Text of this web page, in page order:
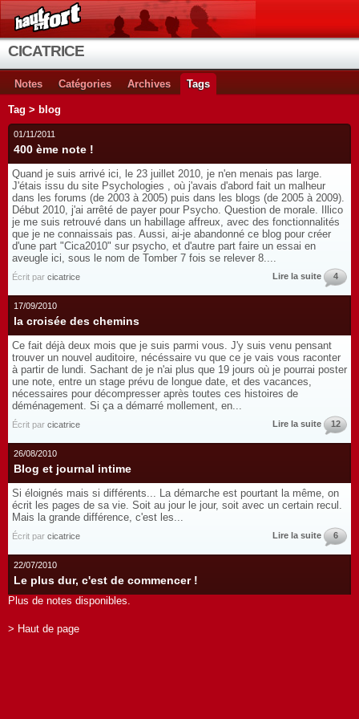
CICATRICE
Notes Catégories Archives Tags
Tag > blog
01/11/2011
400 ème note !
Quand je suis arrivé ici, le 23 juillet 2010, je n'en menais pas large.
J'étais issu du site Psychologies , où j'avais d'abord fait un malheur
dans les forums (de 2003 à 2005) puis dans les blogs (de 2005 à 2009).
Début 2010, j'ai arrêté de payer pour Psycho. Question de morale. Illico
je me suis retrouvé dans un habillage affreux, avec des fonctionnalités
que je ne connaissais pas. Aussi, ai-je abandonné ce blog pour créer
d'une part "Cica2010" sur psycho, et d'autre part faire un essai en
aveugle ici, sous le nom de Tomber 7 fois se relever 8....
Écrit par cicatrice Lire la suite 4
17/09/2010
la croisée des chemins
Ce fait déjà deux mois que je suis parmi vous. J'y suis venu pensant
trouver un nouvel auditoire, nécéssaire vu que ce je vais vous raconter
à partir de lundi. Sachant de je n'ai plus que 19 jours où je pourrai poster
une note, entre un stage prévu de longue date, et des vacances,
nécessaires pour décompresser après toutes ces histoires de
déménagement. Si ça a démarré mollement, en...
Écrit par cicatrice Lire la suite 12
26/08/2010
Blog et journal intime
Si éloignés mais si différents... La démarche est pourtant la même, on
écrit les pages de sa vie. Soit au jour le jour, soit avec un certain recul.
Mais la grande différence, c'est les...
Écrit par cicatrice Lire la suite 6
22/07/2010
Le plus dur, c'est de commencer !
Plus de notes disponibles.
> Haut de page